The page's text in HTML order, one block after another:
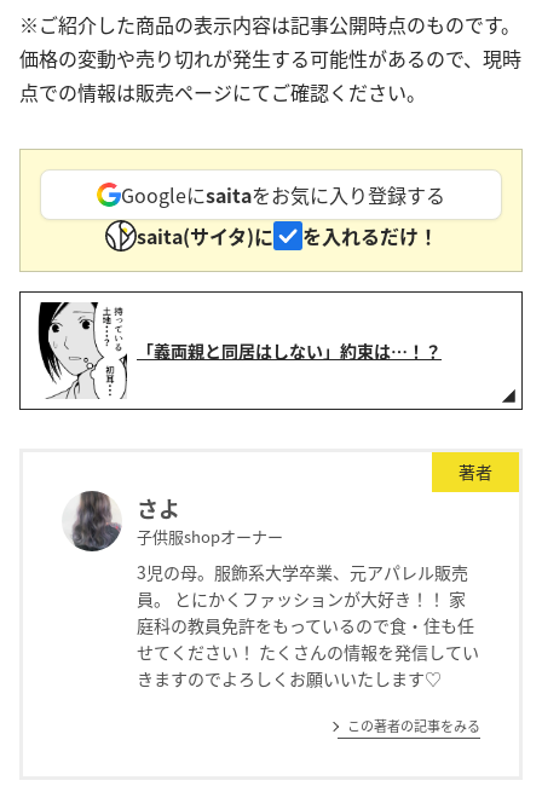
※ご紹介した商品の表示内容は記事公開時点のものです。
価格の変動や売り切れが発生する可能性があるので、現時
点での情報は販売ページにてご確認ください。
Googleにsaitaをお気に入り登録する
saita(サイタ)に
を入れるだけ！
「義両親と同居はしない」約束は…！？
著者
さよ
子供服shopオーナー
3児の母。服飾系大学卒業、元アパレル販売
員。 とにかくファッションが大好き！！ 家
庭科の教員免許をもっているので食・住も任
せてください！ たくさんの情報を発信してい
きますのでよろしくお願いいたします♡
この著者の記事をみる